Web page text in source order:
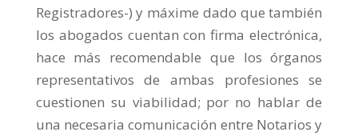
Registradores-) y máxime dado que también
los abogados cuentan con firma electrónica,
hace más recomendable que los órganos
representativos de ambas profesiones se
cuestionen su viabilidad; por no hablar de
una necesaria comunicación entre Notarios y